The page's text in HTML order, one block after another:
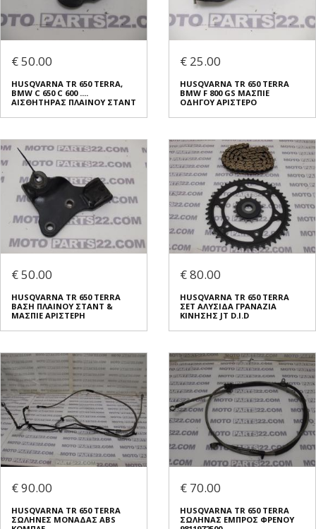
€ 50.00
HUSQVARNA TR 650 TERRA,
BMW C 650 C 600 ....
ΑΙΣΘΗΤΗΡΑΣ ΠΛΑΙΝΟΥ ΣΤΑΝΤ
€ 25.00
HUSQVARNA TR 650 TERRA
BMW F 800 GS ΜΑΣΠΙΕ
ΟΔΗΓΟΥ ΑΡΙΣΤΕΡΟ
€ 50.00
HUSQVARNA TR 650 TERRA
ΒΑΣΗ ΠΛΑΙΝΟΥ ΣΤΑΝΤ &
ΜΑΣΠΙΕ ΑΡΙΣΤΕΡΗ
€ 80.00
HUSQVARNA TR 650 TERRA
ΣΕΤ ΑΛΥΣΙΔΑ ΓΡΑΝΑΖΙΑ
ΚΙΝΗΣΗΣ JT D.I.D
€ 90.00
HUSQVARNA TR 650 TERRA
ΣΩΛΗΝΕΣ ΜΟΝΑΔΑΣ ABS
€ 70.00
HUSQVARNA TR 650 TERRA
ΣΩΛΗΝΑΣ ΕΜΠΡΟΣ ΦΡΕΝΟΥ